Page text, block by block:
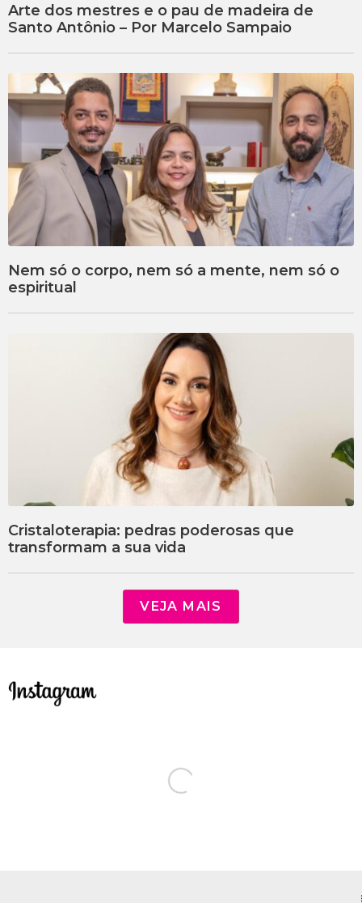
Arte dos mestres e o pau de madeira de
Santo Antônio – Por Marcelo Sampaio
Nem só o corpo, nem só a mente, nem só o
espiritual
Cristaloterapia: pedras poderosas que
transformam a sua vida
VEJA MAIS